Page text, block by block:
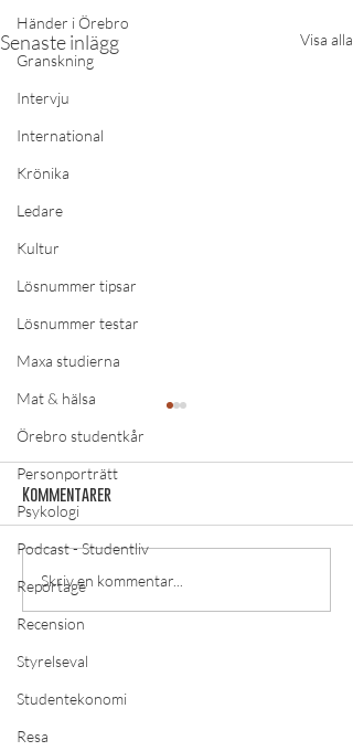
Händer i Örebro
Granskning
Intervju
International
Krönika
Ledare
Kultur
Lösnummer tipsar
Lösnummer testar
Maxa studierna
Mat & hälsa
Örebro studentkår
Personporträtt
Psykologi
Podcast - Studentliv
Reportage
Recension
Styrelseval
Studentekonomi
Resa
Senaste inlägg Visa alla
Studentliv av Lösnummer:
”Oscarsspecial – Electric
Boogaloo”
Kommentarer
Skriv en kommentar...